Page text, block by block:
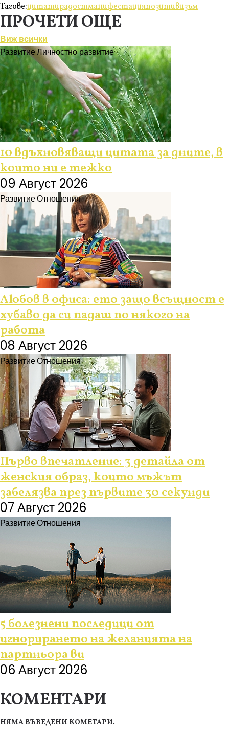
Тагове:цитатирадостманифестацияпозитивизъм
ПРОЧЕТИ ОЩЕ
Виж всички
РазвитиеЛичностно развитие
10 вдъхновяващи цитата за дните, в
които ни е тежко
09 Август 2026
РазвитиеОтношения
Любов в офиса: ето защо всъщност е
хубаво да си падаш по някого на
работа
08 Август 2026
РазвитиеОтношения
Първо впечатление: 3 детайла от
женския образ, които мъжът
забелязва през първите 30 секунди
07 Август 2026
РазвитиеОтношения
5 болезнени последици от
игнорирането на желанията на
партньора ви
06 Август 2026
КОМЕНТАРИ
НЯМА ВЪВЕДЕНИ КОМЕТАРИ.